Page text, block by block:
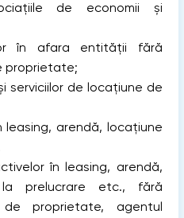
de economii şi
în afara entităţii fără
proprietate;
serviciilor de locaţiune de
leasing, arendă, locaţiune
în leasing, arendă,
la prelucrare etc., fără
de proprietate, agentul